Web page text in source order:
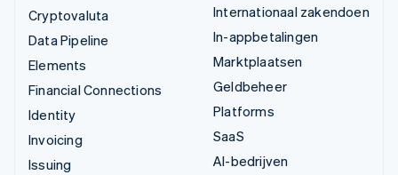
Cryptovaluta
Data Pipeline
Elements
Financial Connections
Identity
Invoicing
Issuing
Internationaal zakendoen
In-appbetalingen
Marktplaatsen
Geldbeheer
Platforms
SaaS
AI-bedrijven